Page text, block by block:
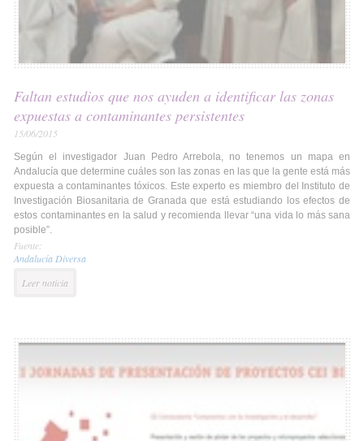
Faltan estudios que nos ayuden a identificar las zonas
expuestas a contaminantes persistentes
15/06/2015
Según el investigador Juan Pedro Arrebola, no tenemos un mapa en
Andalucía que determine cuáles son las zonas en las que la gente está más
expuesta a contaminantes tóxicos. Este experto es miembro del Instituto de
Investigación Biosanitaria de Granada que está estudiando los efectos de
estos contaminantes en la salud y recomienda llevar “una vida lo más sana
posible”.
Fuente:
Andalucía Diversa
Leer noticia